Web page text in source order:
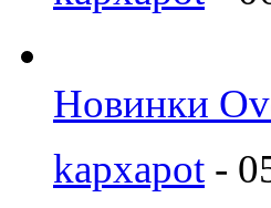
Новинки
kapxapot -